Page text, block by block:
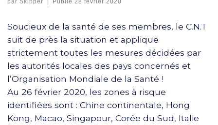
par Skipper Publié28 février 2020
Soucieux de la santé de ses membres, le C.N.T
suit de près la situation et applique
strictement toutes les mesures décidées par
les autorités locales des pays concernés et
l’Organisation Mondiale de la Santé !
Au 26 février 2020, les zones à risque
identifiées sont : Chine continentale, Hong
Kong, Macao, Singapour, Corée du Sud, Italie